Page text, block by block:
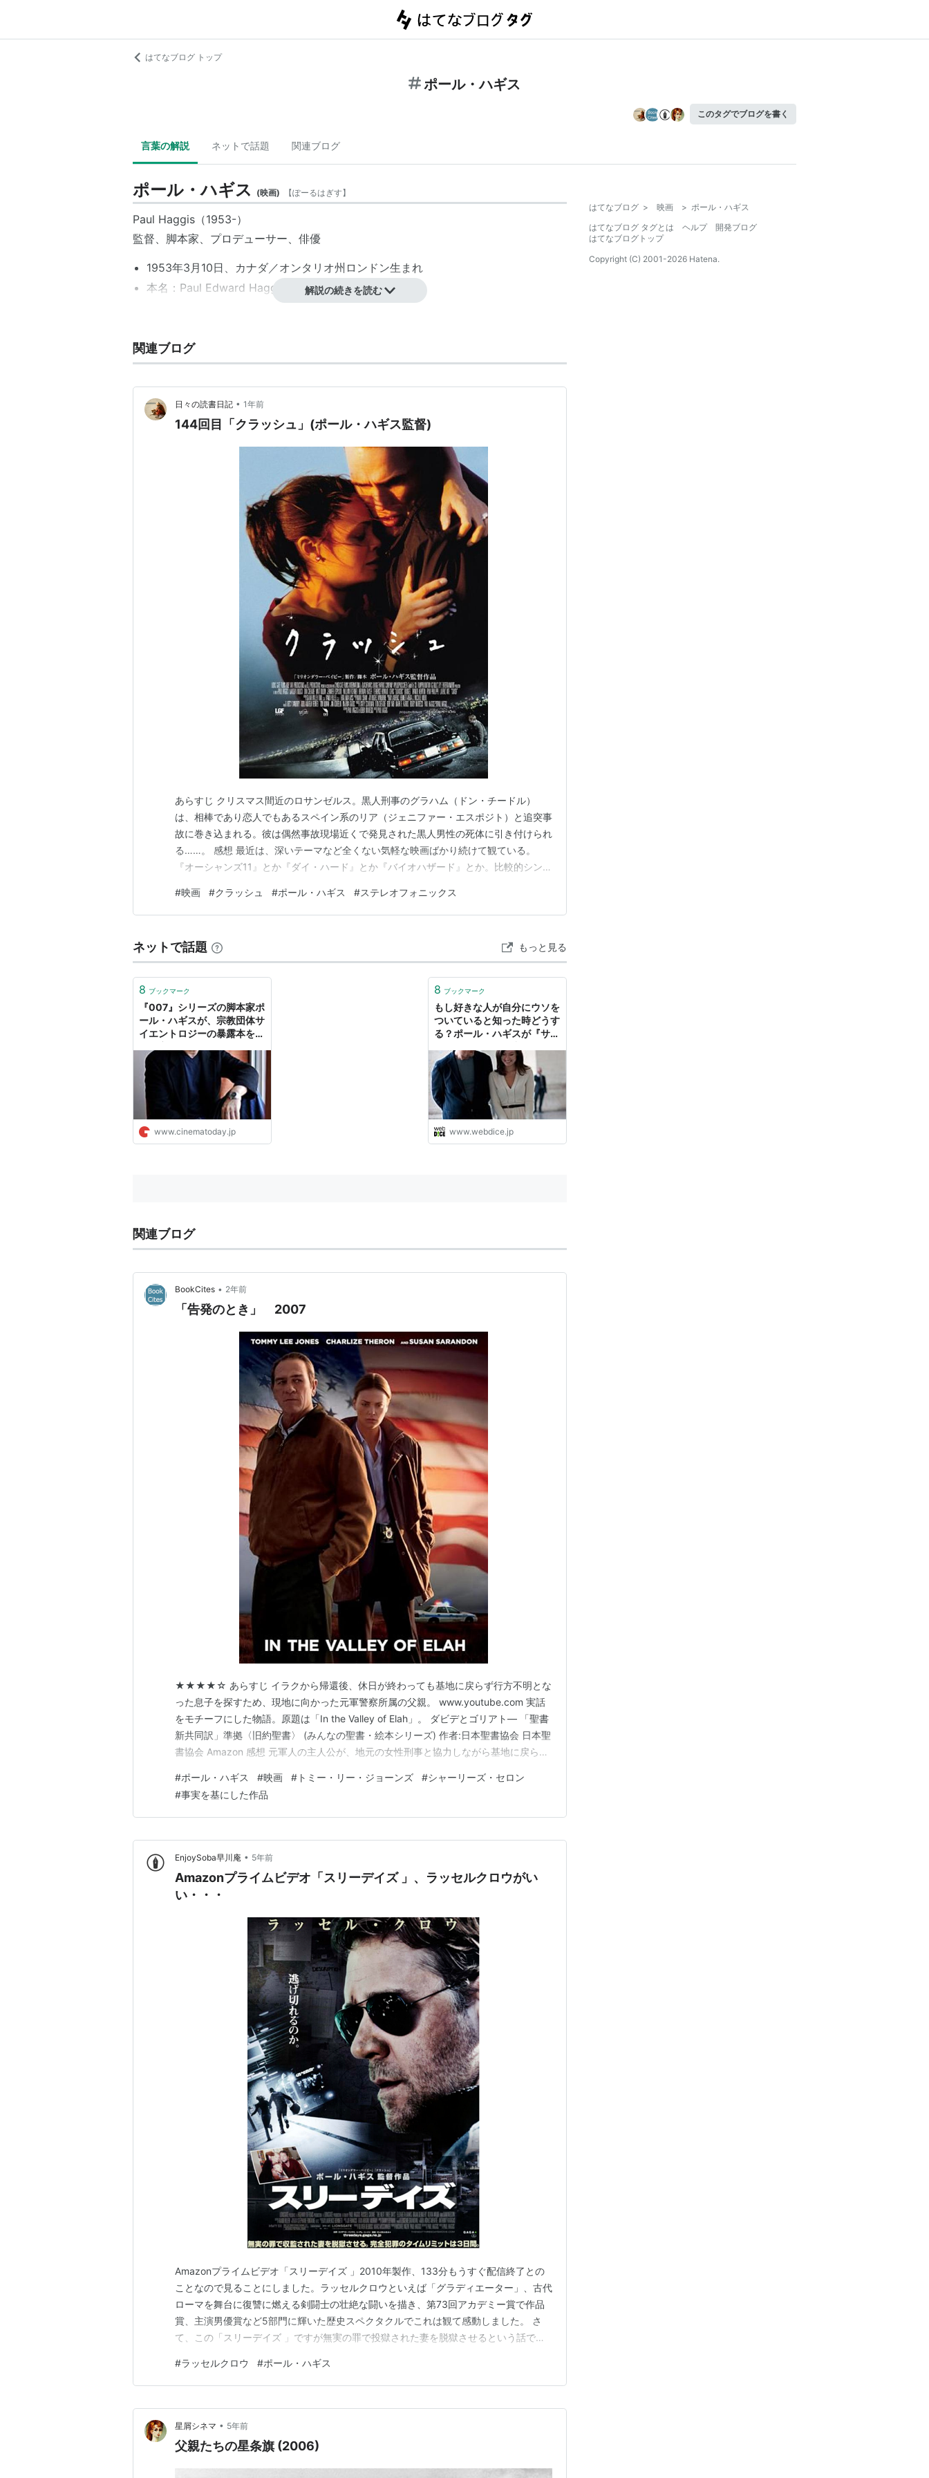
はてなブログ トップ
ポール・ハギス
このタグでブログを書く
言葉の解説 ネットで話題 関連ブログ
ポール・ハギス (映画) 【ぽーるはぎす】
Paul Haggis（1953-）
監督、脚本家、プロデューサー、俳優
1953年3月10日、カナダ／オンタリオ州ロンドン生まれ
本名：Paul Edward Haggis
略歴
テレビドラマの脚本家としてキャリアを積んだ後、クリント・イーストウッド監督の
「ミリオンダラー・ベイビー」（2004）で一躍脚光を浴びる。また『クラッシュ』
（2004）以降は監督業にも進出。
（2016） 製作総指揮
（2015）＜TV＞ 製作総指揮、監督
（2013） 監督、脚本
（2010） 監督、脚本、製作
（シーズン1-2）（2008-2009）＜TV＞ 製作総指揮
（2008） 脚本
（2007） 監督、脚本、原案、製作
アントラージュ★オレたちのハリウッド （シーズン3）（2006-2007）＜TV＞ ゲス
（2006）＜未＞ 脚本
（2006） 原案、製作総指揮
カジノ・ロワイヤル（2006） 脚本
（2006） 脚本
炎のテキサス・レンジャー リターンズ
（2005）＜TVM＞ 企画
（2004） 監督、脚本、原案、製作
ミリオンダラー・ベイビー（2004） 脚本、製作
炎のテキサス・レンジャー（1993-2001）＜TV＞ 企画
L.A. LAW／7人の弁護士（第8シーズン）（1993-1994）＜TV＞ 脚本
帰ってきたむく犬 （1987）＜未＞ 脚本
アカデミー賞
候補
硫黄島からの手紙（2006） 原案、製作総指揮
クラッシュ（2004） 監督賞
ミリオンダラー・ベイビー
解説の続きを読む
関連ブログ
日々の読書日記 • 1年前
144回目「クラッシュ」(ポール・ハギス監督)
あらすじ クリスマス間近のロサンゼルス。黒人刑事のグラハム（ドン・チードル）
は、相棒であり恋人でもあるスペイン系のリア（ジェニファー・エスポジト）と追突事
故に巻き込まれる。彼は偶然事故現場近くで発見された黒人男性の死体に引き付けられ
る……。 感想 最近は、深いテーマなど全くない気軽な映画ばかり続けて観ている。
『オーシャンズ11』とか『ダイ・ハード』とか『バイオハザード』とか。比較的シンプ
なのだ。エンタメに徹しきった作品なので、次の朝には殆ど忘れている。忘れても全く
問題がない。それが良い。精神的に疲れている時期は、こう…
#映画 #クラッシュ #ポール・ハギス #ステレオフォニックス
ネットで話題 もっと見る
8 ブックマーク
『007』シリーズの脚本家ポ
ール・ハギスが、宗教団体サ
イエントロジーの暴露本を出
www.cinematoday.jp
8 ブックマーク
もし好きな人が自分にウソを
ついていると知った時どうす
る？ポール・ハギスが『サー
- webDICE
www.webdice.jp
関連ブログ
BookCites • 2年前
「告発のとき」 2007
★★★★☆ あらすじ イラクから帰還後、休日が終わっても基地に戻らず行方不明とな
った息子を探すため、現地に向かった元軍警察所属の父親。 www.youtube.com 実話
をモチーフにした物語。原題は「In the Valley of Elah」。 ダビデとゴリアト― 「聖書
新共同訳」準拠〈旧約聖書〉 (みんなの聖書・絵本シリーズ) 作者:日本聖書協会 日本聖
書協会 Amazon 感想 元軍人の主人公が、地元の女性刑事と協力しながら基地に戻らず
の動きがちゃんとしていて安心感がある。然るべき場所で然るべき人に会い、然る…
#ポール・ハギス #映画 # トミー・リー・ジョーンズ #シャーリーズ・セロン
#事実を基にした作品
EnjoySoba早川庵 • 5年前
Amazonプライムビデオ「スリーデイズ 」、ラッセルクロウがい
い・・・
Amazonプライムビデオ「スリーデイズ 」2010年製作、133分もうすぐ配信終了との
ことなので見ることにしました。ラッセルクロウといえば「グラディエーター」、古代
ローマを舞台に復讐に燃える剣闘士の壮絶な闘いを描き、第73回アカデミー賞で作品
賞、主演男優賞など5部門に輝いた歴史スペクタクルでこれは観て感動しました。 さ
て、この「スリーデイズ 」ですが無実の罪で投獄された妻を脱獄させるという話で
すが、脱獄は新しいストーリーです。 大学教授のジョン（ラッセル・クロウ）は妻子
と共に幸せな日々を過ごしていたが、ある日、妻の…
#ラッセルクロウ #ポール・ハギス
星屑シネマ • 5年前
父親たちの星条旗 (2006)
はてなブログ > 映画 > ポール・ハギス
はてなブログ タグとは
ヘルプ
開発ブログ
はてなブログトップ
Copyright (C) 2001-2026 Hatena.